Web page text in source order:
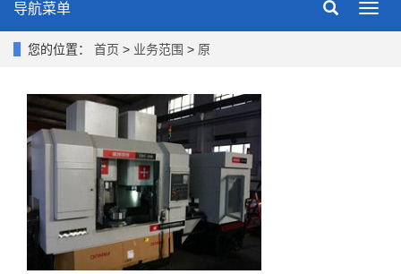
导航菜单
您的位置： 首页 > 业务范围 > 原